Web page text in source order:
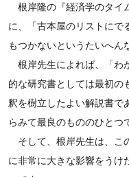
根岸隆の『経済学のタイ
に、「古本屋のリストにで
もつかないというたいへん
根岸先生によれば、「わ
的な研究書としては最初の
釈を樹立したよい解説書で
らみて最良のもののひとつ
そして、根岸先生は、こ
に非常に大きな影響をうけ